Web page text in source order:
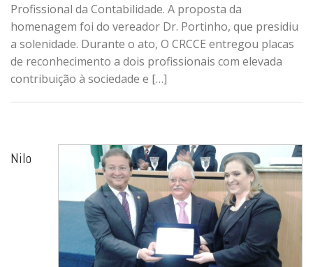
Profissional da Contabilidade. A proposta da
homenagem foi do vereador Dr. Portinho, que presidiu
a solenidade. Durante o ato, O CRCCE entregou placas
de reconhecimento a dois profissionais com elevada
contribuição à sociedade e […]
Nilo